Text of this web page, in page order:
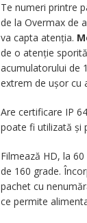
Te numeri printre
de la Overmax de
va capta atenția.
de o atenție
acumulatorului de
extrem de ușor cu
Are certificare IP
poate fi utilizată și
Filmează HD, la
de 160 grade.
pachet cu
ce permite